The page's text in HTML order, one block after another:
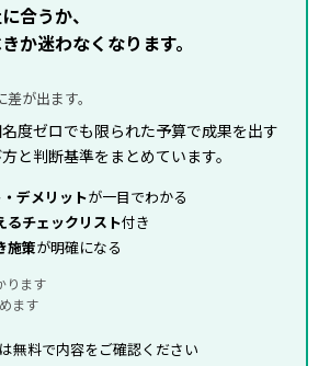
合うか、
か迷わなくなります。
が出ます。
度ゼロでも限られた予算で成果を出す
と判断基準をまとめています。
デメリットが一目でわかる
るチェックリスト付き
施策が明確になる
ります
ます
無料で内容をご確認ください